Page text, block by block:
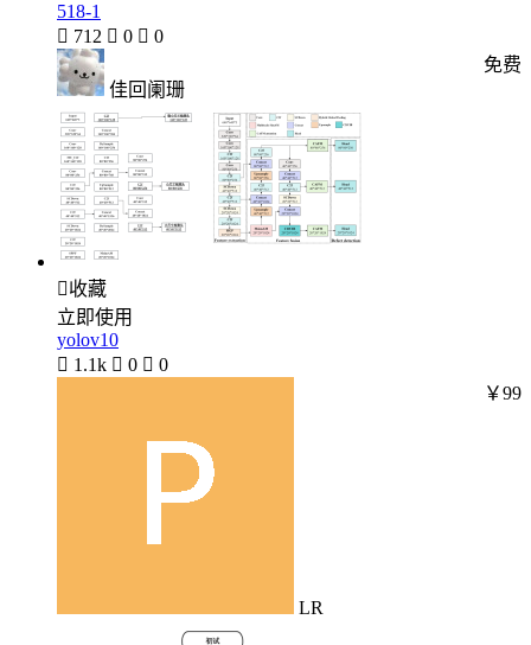
518-1
 712  0  0
佳回阑珊
免费
收藏
立即使用
yolov10
 1.1k  0  0
LR
￥99